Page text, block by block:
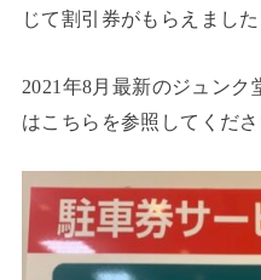
じて割引券がもらえました
2021年8月最新のジュン
はこちらを参照してくださ